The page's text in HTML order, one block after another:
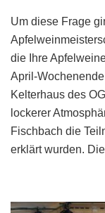
Um diese Frage
die Ihre
April-
Kelterhaus des
lockerer
Fischbach die
erklärt wurden.